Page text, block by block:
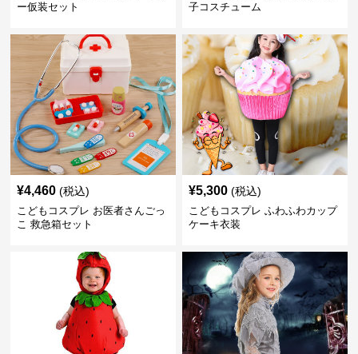
ー仮装セット
子コスチューム
¥4,460 (税込)
こどもコスプレ お医者さんごっ
こ 救急箱セット
¥5,300 (税込)
こどもコスプレ ふわふわカップ
ケーキ衣装